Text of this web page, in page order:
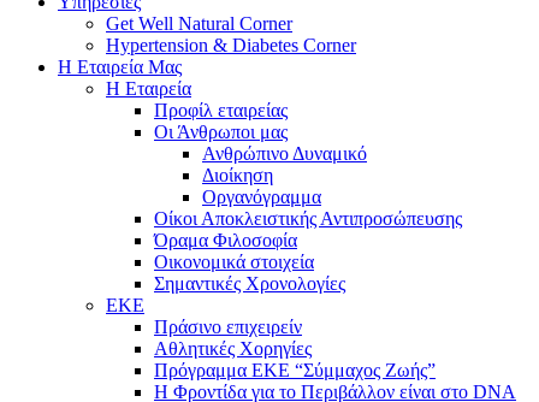
Get Well Natural Corner
Hypertension & Diabetes Corner
Η Εταιρεία Μας
Η Εταιρεία
Προφίλ εταιρείας
Οι Άνθρωποι μας
Ανθρώπινο Δυναμικό
Διοίκηση
Οργανόγραμμα
Οίκοι Αποκλειστικής Αντιπροσώπευσης
Όραμα Φιλοσοφία
Οικονομικά στοιχεία
Σημαντικές Χρονολογίες
ΕΚΕ
Πράσινο επιχειρείν
Αθλητικές Χορηγίες
Πρόγραμμα ΕΚΕ “Σύμμαχος Ζωής”
Η Φροντίδα για το Περιβάλλον είναι στο DNA